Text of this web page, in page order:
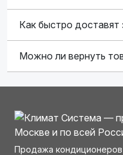
Как быстро доставят
Можно ли вернуть
Продажа